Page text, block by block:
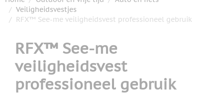
/ Veiligheidsvestjes
/ RFX™ See-me veiligheidsvest professioneel gebruik
RFX™ See-me
veiligheidsvest
professioneel gebruik